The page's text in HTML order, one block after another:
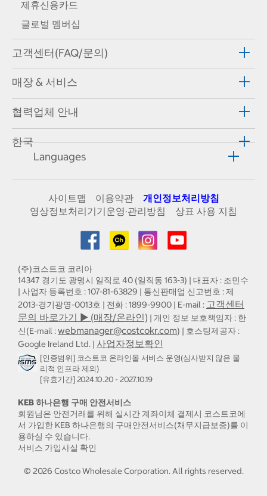
제휴신용카드
글로벌 멤버십
고객센터(FAQ/문의)
매장 & 서비스
협력업체 안내
한국
Languages
사이트맵 이용약관
개인정보처리방침
영상정보처리기기운영·관리방침
상표 사용 지침
(주)코스트코 코리아
14347 경기도 광명시 일직로 40 (일직동 163-3) | 대표자 : 조민수
| 사업자 등록번호 : 107-81-63829 | 통신판매업 신고번호 : 제
2013-경기광명-0013호 | 전화 : 1899-9900 | E-mail : 고객센터
문의 바로가기 ▶ (매장/온라인) | 개인 정보 보호책임자 : 한
신(E-mail :webmanager@costcokr.com) | 호스팅제공자 :
Google Ireland Ltd. | 사업자정보확인
[인증범위] 코스트코 온라인몰 서비스 운영(심사받지 않은 물
리적 인프라 제외)
[유효기간] 2024.10.20 - 2027.10.19
KEB 하나은행 구매 안전서비스
회원님은 안전거래를 위해 실시간 계좌이체 결제시 코스트코에
서 가입한 KEB 하나은행의 구매안전서비스(채무지급보증)를 이
용하실 수 있습니다.
서비스 가입사실 확인
© 2026 Costco Wholesale Corporation.All rights reserved.